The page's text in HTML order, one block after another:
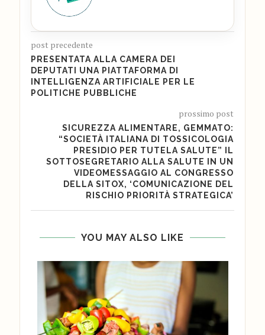
post precedente
PRESENTATA ALLA CAMERA DEI
DEPUTATI UNA PIATTAFORMA DI
INTELLIGENZA ARTIFICIALE PER LE
POLITICHE PUBBLICHE
prossimo post
SICUREZZA ALIMENTARE, GEMMATO:
“SOCIETÀ ITALIANA DI TOSSICOLOGIA
PRESIDIO PER TUTELA SALUTE” IL
SOTTOSEGRETARIO ALLA SALUTE IN UN
VIDEOMESSAGGIO AL CONGRESSO
DELLA SITOX, ‘COMUNICAZIONE DEL
RISCHIO PRIORITÀ STRATEGICA’
YOU MAY ALSO LIKE